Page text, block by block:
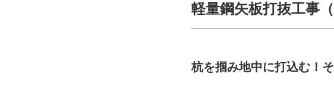
軽量鋼矢板打抜工事
杭を掴み地中に打込む！